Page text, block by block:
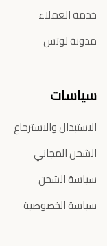
خدمة العملاء
مدونة لوتس
سياسات
الاستبدال والاسترجاع
الشحن المجاني
سياسة الشحن
سياسة الخصوصية